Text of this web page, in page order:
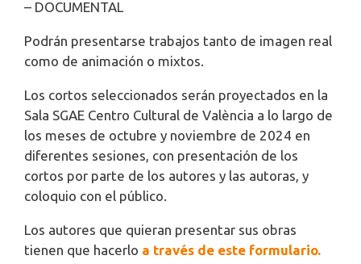
– DOCUMENTAL
Podrán presentarse trabajos tanto de imagen real
como de animación o mixtos.
Los cortos seleccionados serán proyectados en la
Sala SGAE Centro Cultural de València a lo largo de
los meses de octubre y noviembre de 2024 en
diferentes sesiones, con presentación de los
cortos por parte de los autores y las autoras, y
coloquio con el público.
Los autores que quieran presentar sus obras
tienen que hacerlo a través de este formulario.